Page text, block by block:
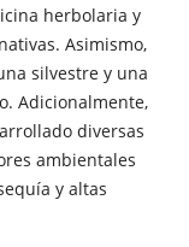
herbolaria y
Asimismo,
silvestre y una
Adicionalmente,
diversas
ambientales
y altas